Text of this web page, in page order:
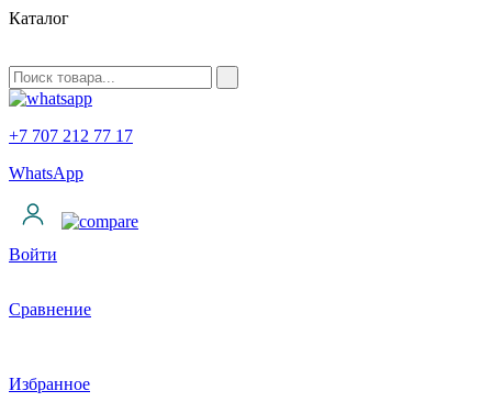
Каталог
+7 707 212 77 17
WhatsApp
Войти
Сравнение
Избранное